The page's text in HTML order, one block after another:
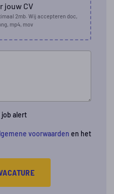
jouw CV
2mb. Wij accepteren doc,
mp4, mov
alert
voorwaarden en het